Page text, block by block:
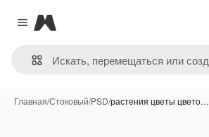
Close menu
Magnific
Главная/Стоковый/PSD/растения цветы цвето…